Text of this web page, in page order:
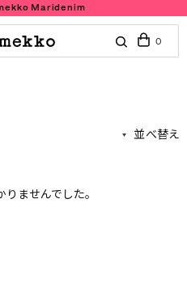
Maridenim
0
並べ替え
ませんでした。